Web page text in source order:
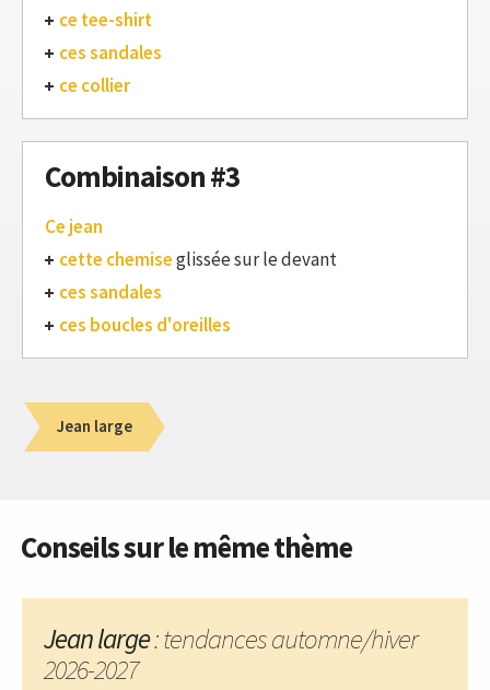
ce tee-shirt
ces sandales
ce collier
Combinaison #3
Ce jean
cette chemiseglissée sur le devant
ces sandales
ces boucles d'oreilles
Jean large
Conseils sur le même thème
Jean large: tendances automne/hiver
2026-2027